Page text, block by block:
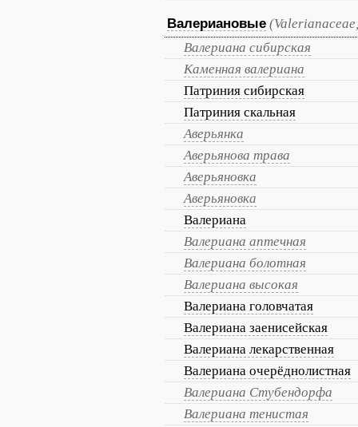
Валериановые
Валериана сибирская
Каменная валериана
Патриния сибирская
Патриния скальная
Аверьянка
Аверьянова трава
Аверьяновка
Аверьяновка
Валериана
Валериана аптечная
Валериана болотная
Валериана высокая
Валериана головчатая
Валериана заенисейская
Валериана лекарственная
Валериана очерёднолистная
Валериана Стубендорфа
Валериана тенистая